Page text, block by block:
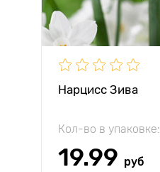
Нарцисс Зива
Кол-во в упаковке:
19.99 руб